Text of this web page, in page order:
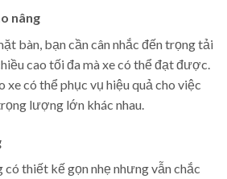
nâng
bàn, bạn cần cân nhắc đến trọng tải
cao tối đa mà xe có thể đạt được.
xe có thể phục vụ hiệu quả cho việc
lượng lớn khác nhau.
thiết kế gọn nhẹ nhưng vẫn chắc